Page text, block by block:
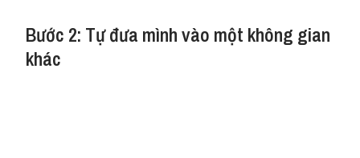
Bước 2: Tự đưa mình vào một không gian
khác